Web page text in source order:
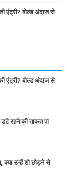
एंट्री? बोल्ड अंदाज से
एंट्री? बोल्ड अंदाज से
रहने की ताकत पा
क्या उन्हें शो छोड़ने से